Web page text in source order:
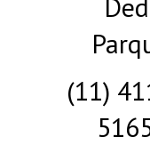
(11)